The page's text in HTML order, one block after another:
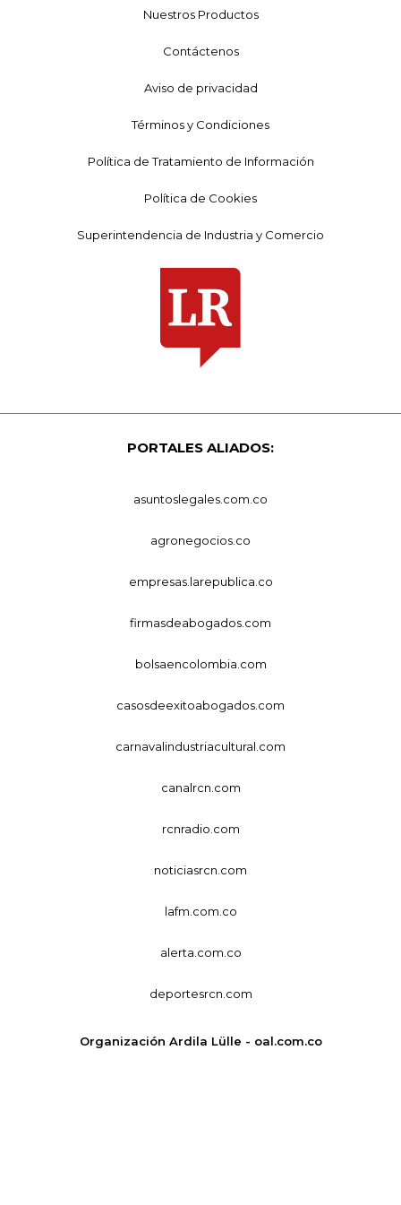
Nuestros Productos
Contáctenos
Aviso de privacidad
Términos y Condiciones
Política de Tratamiento de Información
Política de Cookies
Superintendencia de Industria y Comercio
PORTALES ALIADOS:
asuntoslegales.com.co
agronegocios.co
empresas.larepublica.co
firmasdeabogados.com
bolsaencolombia.com
casosdeexitoabogados.com
carnavalindustriacultural.com
canalrcn.com
rcnradio.com
noticiasrcn.com
lafm.com.co
alerta.com.co
deportesrcn.com
Organización Ardila Lülle - oal.com.co